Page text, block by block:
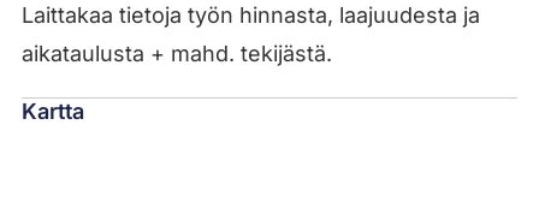
Laittakaa tietoja työn hinnasta, laajuudesta ja
aikataulusta + mahd. tekijästä.
Kartta